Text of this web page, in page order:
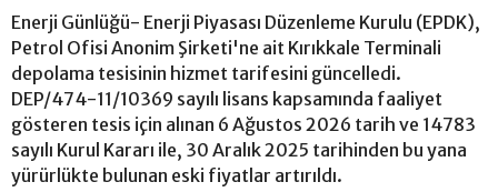
Enerji Günlüğü- Enerji Piyasası Düzenleme Kurulu (EPDK),
Petrol Ofisi Anonim Şirketi'ne ait Kırıkkale Terminali
depolama tesisinin hizmet tarifesini güncelledi.
DEP/474-11/10369 sayılı lisans kapsamında faaliyet
gösteren tesis için alınan 6 Ağustos 2026 tarih ve 14783
sayılı Kurul Kararı ile, 30 Aralık 2025 tarihinden bu yana
yürürlükte bulunan eski fiyatlar artırıldı.